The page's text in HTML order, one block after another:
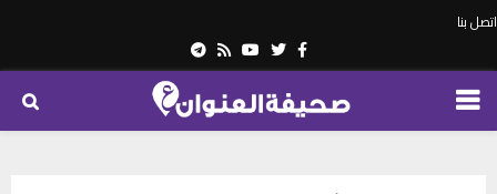
اتصل بنا
Facebook
Twitter
Youtube
Rss
Telegram
PRIMARY